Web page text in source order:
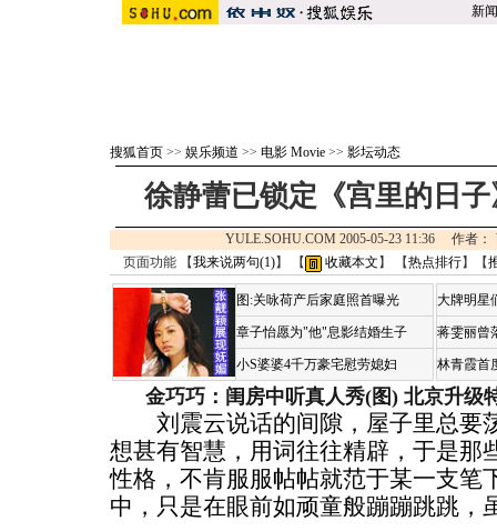
新闻
搜狐首页>> 娱乐频道 >> 电影 Movie>> 影坛动态
徐静蕾已锁定《宫里的日
YULE.SOHU.COM 2005-05-23 11:36 作者
页面功能 【我来说两句(1)】 【 收藏本文 】 【热点排行】【
图:关咏荷产后家庭照首曝光
章子怡愿为"他"息影结婚生子
小S婆婆4千万豪宅慰劳媳妇
大牌明星
蒋雯丽曾
林青霞首
金巧巧：闺房中听真人秀(图) 北京升级
刘震云说话的间隙，屋子里总要
想甚有智慧，用词往往精辟，于是那
性格，不肯服服帖帖就范于某一支笔
中，只是在眼前如顽童般蹦蹦跳跳，